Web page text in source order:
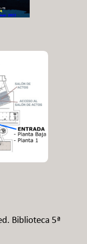
Biblioteca 5ª